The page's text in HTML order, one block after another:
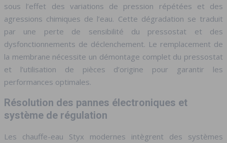
sous l’effet des variations de pression répétées et des
agressions chimiques de l’eau. Cette dégradation se traduit
par une perte de sensibilité du pressostat et des
dysfonctionnements de déclenchement. Le remplacement de
la membrane nécessite un démontage complet du pressostat
et l’utilisation de pièces d’origine pour garantir les
performances optimales.
Résolution des pannes électroniques et
système de régulation
Les chauffe-eau Styx modernes intègrent des systèmes